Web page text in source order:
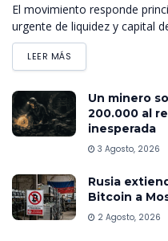
El movimiento responde
urgente de liquidez y capital
LEER MÁS
Un minero
200.000 al
inesperada
3 Agosto, 2026
Rusia
Bitcoin a
2 Agosto, 2026